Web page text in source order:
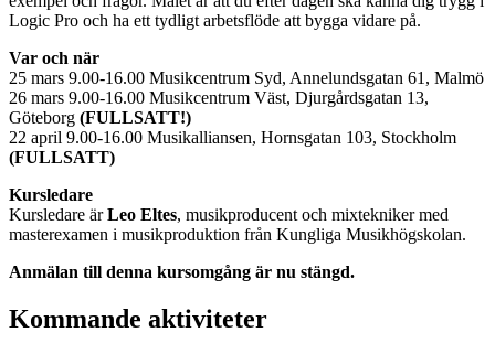
Logic Pro och ha ett tydligt arbetsflöde att bygga vidare på.
Var och när
25 mars 9.00-16.00 Musikcentrum Syd, Annelundsgatan 61, Malmö
26 mars 9.00-16.00 Musikcentrum Väst, Djurgårdsgatan 13,
Göteborg (FULLSATT!)
22 april 9.00-16.00 Musikalliansen, Hornsgatan 103, Stockholm
(FULLSATT)
Kursledare
Kursledare ärLeo Eltes, musikproducent och mixtekniker med
masterexamen i musikproduktion från Kungliga Musikhögskolan.
Anmälan till denna kursomgång är nu stängd.
Kommande aktiviteter